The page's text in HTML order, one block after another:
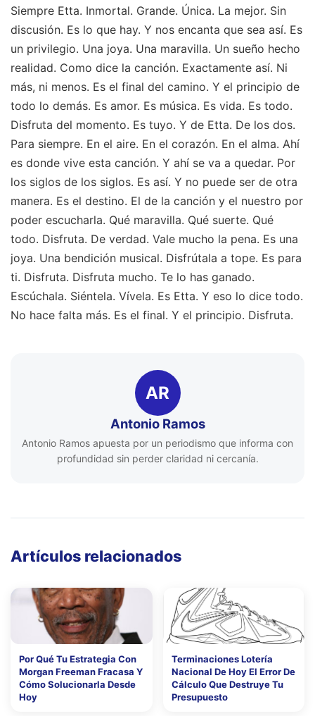
Siempre Etta. Inmortal. Grande. Única. La mejor. Sin
discusión. Es lo que hay. Y nos encanta que sea así. Es
un privilegio. Una joya. Una maravilla. Un sueño hecho
realidad. Como dice la canción. Exactamente así. Ni
más, ni menos. Es el final del camino. Y el principio de
todo lo demás. Es amor. Es música. Es vida. Es todo.
Disfruta del momento. Es tuyo. Y de Etta. De los dos.
Para siempre. En el aire. En el corazón. En el alma. Ahí
es donde vive esta canción. Y ahí se va a quedar. Por
los siglos de los siglos. Es así. Y no puede ser de otra
manera. Es el destino. El de la canción y el nuestro por
poder escucharla. Qué maravilla. Qué suerte. Qué
todo. Disfruta. De verdad. Vale mucho la pena. Es una
joya. Una bendición musical. Disfrútala a tope. Es para
ti. Disfruta. Disfruta mucho. Te lo has ganado.
Escúchala. Siéntela. Vívela. Es Etta. Y eso lo dice todo.
No hace falta más. Es el final. Y el principio. Disfruta.
AR
Antonio Ramos
Antonio Ramos apuesta por un periodismo que informa con
profundidad sin perder claridad ni cercanía.
Artículos relacionados
Por Qué Tu Estrategia Con
Morgan Freeman Fracasa Y
Cómo Solucionarla Desde
Hoy
Terminaciones Lotería
Nacional De Hoy El Error De
Cálculo Que Destruye Tu
Presupuesto